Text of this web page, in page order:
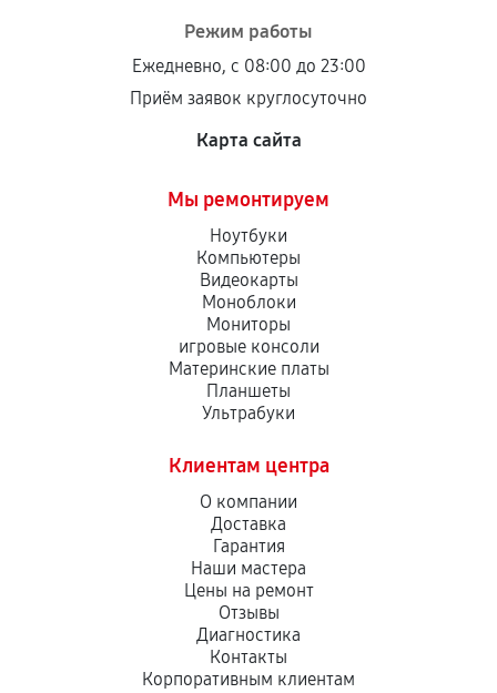
Режим работы
Ежедневно, с 08:00 до 23:00
Приём заявок круглосуточно
Карта сайта
Мы ремонтируем
Ноутбуки
Компьютеры
Видеокарты
Моноблоки
Мониторы
игровые консоли
Материнские платы
Планшеты
Ультрабуки
Клиентам центра
О компании
Доставка
Гарантия
Наши мастера
Цены на ремонт
Отзывы
Диагностика
Контакты
Корпоративным клиентам